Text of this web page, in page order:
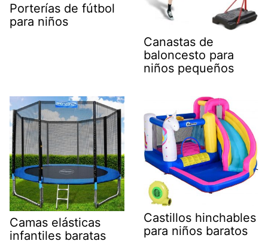
Porterías de fútbol
para niños
Canastas de
baloncesto para
niños pequeños
Camas elásticas
infantiles baratas
Castillos hinchables
para niños baratos